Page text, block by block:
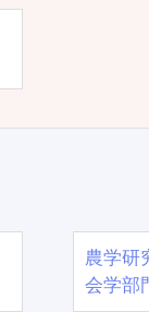
農学
会学部